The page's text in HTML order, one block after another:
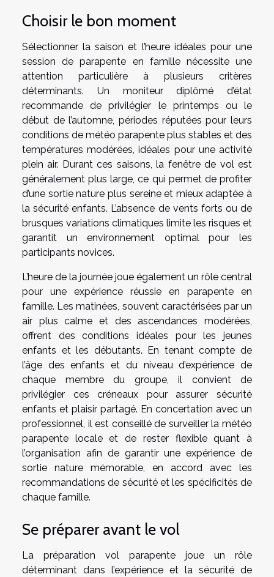
Choisir le bon moment
Sélectionner la saison et l’heure idéales pour une
session de parapente en famille nécessite une
attention particulière à plusieurs critères
déterminants. Un moniteur diplômé d’état
recommande de privilégier le printemps ou le
début de l’automne, périodes réputées pour leurs
conditions de météo parapente plus stables et des
températures modérées, idéales pour une activité
plein air. Durant ces saisons, la fenêtre de vol est
généralement plus large, ce qui permet de profiter
d’une sortie nature plus sereine et mieux adaptée à
la sécurité enfants. L’absence de vents forts ou de
brusques variations climatiques limite les risques et
garantit un environnement optimal pour les
participants novices.
L’heure de la journée joue également un rôle central
pour une expérience réussie en parapente en
famille. Les matinées, souvent caractérisées par un
air plus calme et des ascendances modérées,
offrent des conditions idéales pour les jeunes
enfants et les débutants. En tenant compte de
l’âge des enfants et du niveau d’expérience de
chaque membre du groupe, il convient de
privilégier ces créneaux pour assurer sécurité
enfants et plaisir partagé. En concertation avec un
professionnel, il est conseillé de surveiller la météo
parapente locale et de rester flexible quant à
l’organisation afin de garantir une expérience de
sortie nature mémorable, en accord avec les
recommandations de sécurité et les spécificités de
chaque famille.
Se préparer avant le vol
La préparation vol parapente joue un rôle
déterminant dans l’expérience et la sécurité de